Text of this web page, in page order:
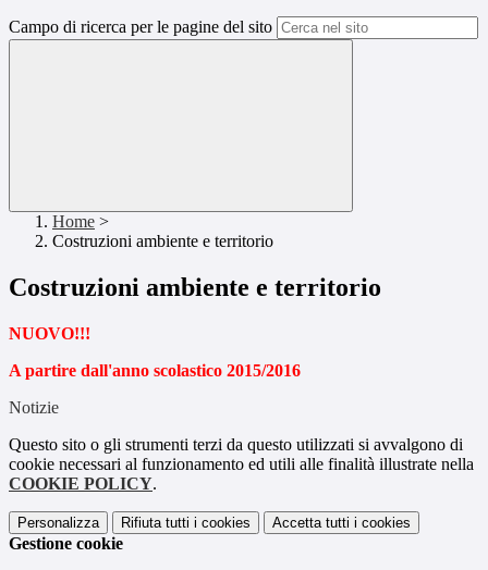
Campo di ricerca per le pagine del sito
Home >
Costruzioni ambiente e territorio
Costruzioni ambiente e territorio
NUOVO!!!
A partire dall'anno scolastico 2015/2016
Notizie
Questo sito o gli strumenti terzi da questo utilizzati si avvalgono di
cookie necessari al funzionamento ed utili alle finalità illustrate nella
COOKIE POLICY.
Personalizza Rifiuta tutti i cookies Accetta tutti i cookies
Gestione cookie